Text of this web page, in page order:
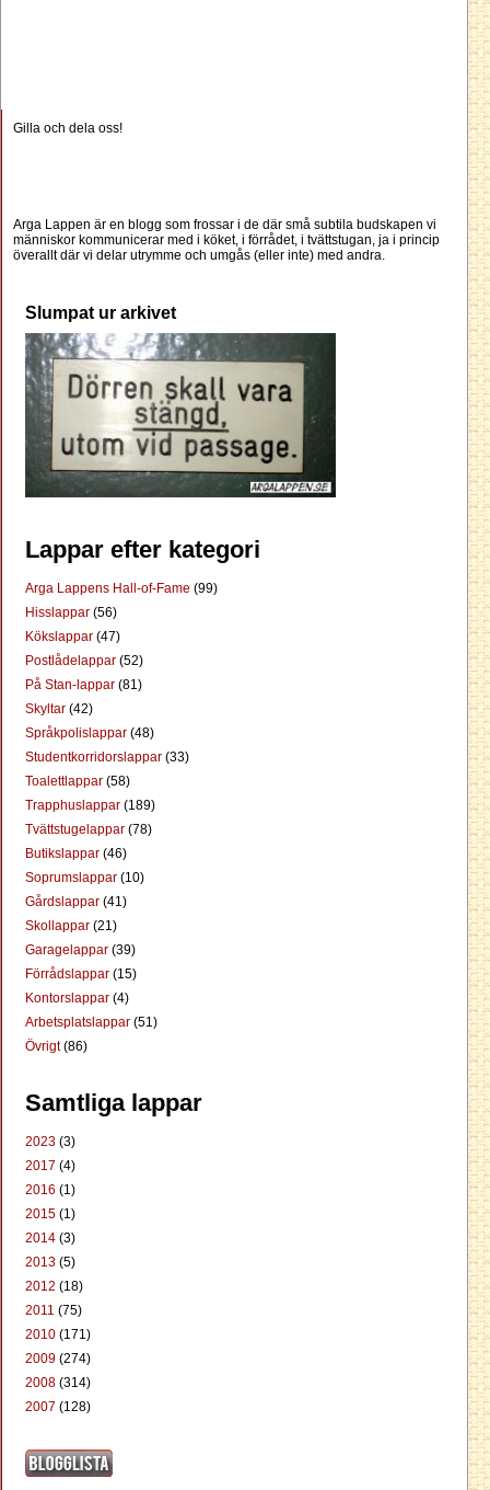
Gilla och dela oss!
Arga Lappen är en blogg som frossar i de där små subtila budskapen vi
människor kommunicerar med i köket, i förrådet, i tvättstugan, ja i princip
överallt där vi delar utrymme och umgås (eller inte) med andra.
Slumpat ur arkivet
Lappar efter kategori
Arga Lappens Hall-of-Fame (99)
Hisslappar (56)
Kökslappar (47)
Postlådelappar (52)
På Stan-lappar (81)
Skyltar (42)
Språkpolislappar (48)
Studentkorridorslappar (33)
Toalettlappar (58)
Trapphuslappar (189)
Tvättstugelappar (78)
Butikslappar (46)
Soprumslappar (10)
Gårdslappar (41)
Skollappar (21)
Garagelappar (39)
Förrådslappar (15)
Kontorslappar (4)
Arbetsplatslappar (51)
Övrigt(86)
Samtliga lappar
2023 (3)
2017 (4)
2016 (1)
2015 (1)
2014 (3)
2013 (5)
2012 (18)
2011 (75)
2010 (171)
2009 (274)
2008 (314)
2007 (128)